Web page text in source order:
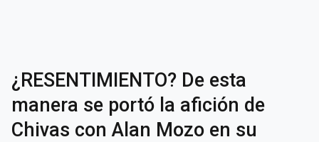
¿RESENTIMIENTO? De esta
manera se portó la afición de
Chivas con Alan Mozo en su